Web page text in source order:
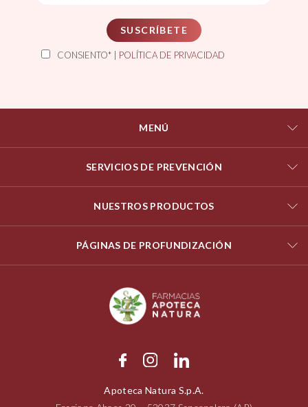
SUSCRÍBETE
CONSIENTO* | POLÍTICA DE PRIVACIDAD
MENÚ
SERVICIOS DE PREVENCIÓN
NUESTROS PRODUCTOS
PÁGINAS DE PROFUNDIZACIÓN
Apoteca Natura S.p.A.